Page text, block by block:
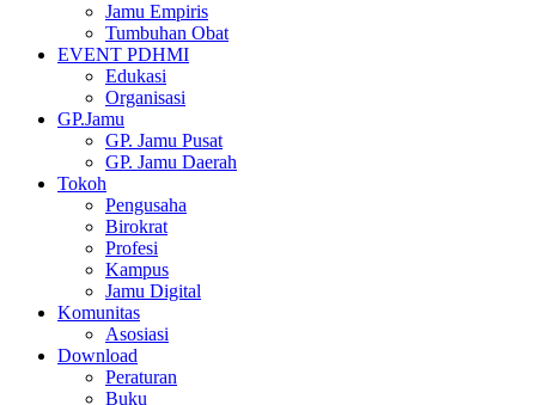
Jamu Empiris
Tumbuhan Obat
EVENT PDHMI
Edukasi
Organisasi
GP.Jamu
GP. Jamu Pusat
GP. Jamu Daerah
Tokoh
Pengusaha
Birokrat
Profesi
Kampus
Jamu Digital
Komunitas
Asosiasi
Download
Peraturan
Buku